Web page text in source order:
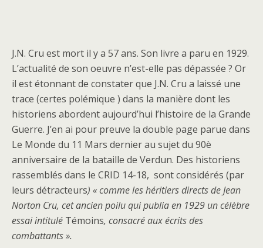
J.N. Cru est mort il y a 57 ans. Son livre a paru en 1929.
L’actualité de son oeuvre n’est-elle pas dépassée ? Or
il est étonnant de constater que J.N. Cru a laissé une
trace (certes polémique ) dans la manière dont les
historiens abordent aujourd’hui l’histoire de la Grande
Guerre. J’en ai pour preuve la double page parue dans
Le Monde du 11 Mars dernier au sujet du 90è
anniversaire de la bataille de Verdun. Des historiens
rassemblés dans le CRID 14-18, sont considérés (par
leurs détracteurs) « comme les héritiers directs de Jean
Norton Cru, cet ancien poilu qui publia en 1929 un célèbre
essai intitulé Témoins, consacré aux écrits des
combattants ».